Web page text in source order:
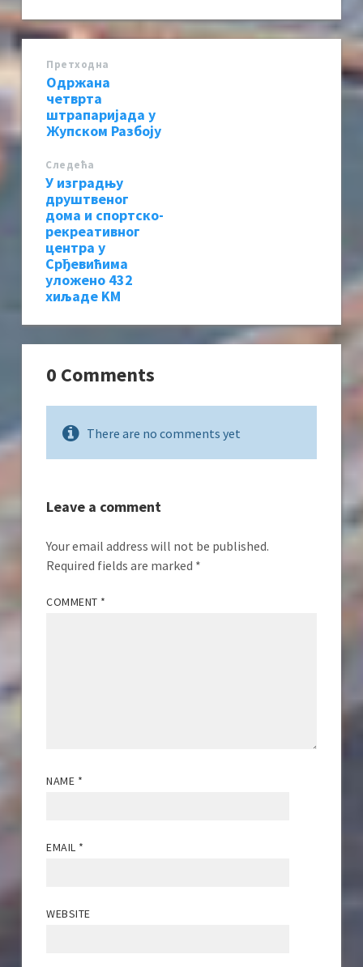
Претходна
Одржана
четврта
штрапаријада у
Жупском Разбоју
Следећa
У изградњу
друштвеног
дома и спортско-
рекреативног
центра у
Срђевићима
уложено 432
хиљаде KМ
0 Comments
There are no comments yet
Leave a comment
Your email address will not be published.
Required fields are marked *
COMMENT *
NAME *
EMAIL *
WEBSITE